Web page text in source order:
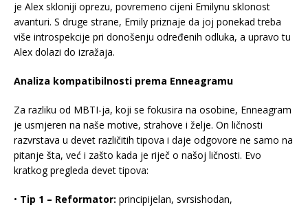
je Alex skloniji oprezu, povremeno cijeni Emilynu sklonost
avanturi. S druge strane, Emily priznaje da joj ponekad treba
više introspekcije pri donošenju određenih odluka, a upravo tu
Alex dolazi do izražaja.
Analiza kompatibilnosti prema Enneagramu
Za razliku od MBTI-ja, koji se fokusira na osobine, Enneagram
je usmjeren na naše motive, strahove i želje. On ličnosti
razvrstava u devet različitih tipova i daje odgovore ne samo na
pitanje šta, već i zašto kada je riječ o našoj ličnosti. Evo
kratkog pregleda devet tipova:
• Tip 1 – Reformator: principijelan, svrsishodan,